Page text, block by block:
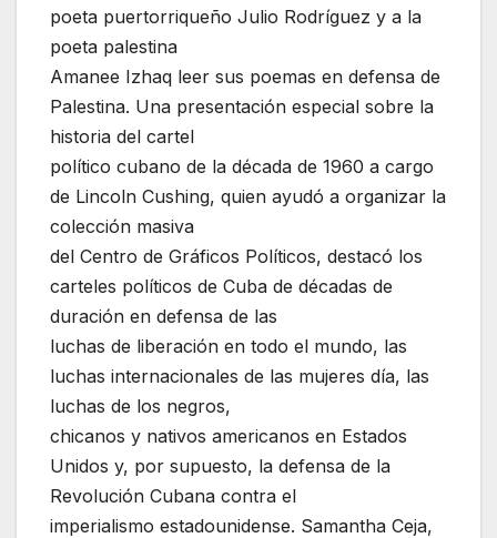
poeta puertorriqueño Julio Rodríguez y a la
poeta palestina
Amanee Izhaq leer sus poemas en defensa de
Palestina. Una presentación especial sobre la
historia del cartel
político cubano de la década de 1960 a cargo
de Lincoln Cushing, quien ayudó a organizar la
colección masiva
del Centro de Gráficos Políticos, destacó los
carteles políticos de Cuba de décadas de
duración en defensa de las
luchas de liberación en todo el mundo, las
luchas internacionales de las mujeres día, las
luchas de los negros,
chicanos y nativos americanos en Estados
Unidos y, por supuesto, la defensa de la
Revolución Cubana contra el
imperialismo estadounidense. Samantha Ceja,